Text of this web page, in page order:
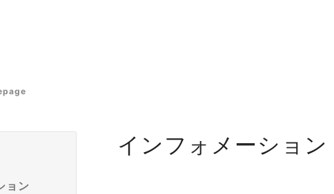
ョン
インフォメーション